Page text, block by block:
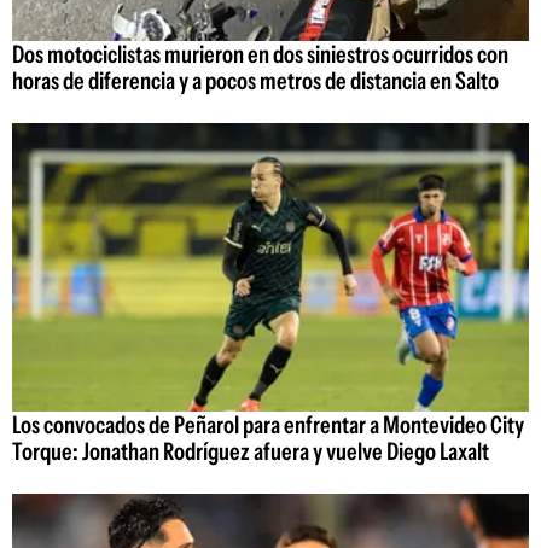
Dos motociclistas murieron en dos siniestros ocurridos con
horas de diferencia y a pocos metros de distancia en Salto
Los convocados de Peñarol para enfrentar a Montevideo City
Torque: Jonathan Rodríguez afuera y vuelve Diego Laxalt